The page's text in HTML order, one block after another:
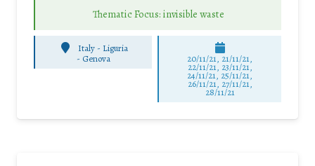
Thematic Focus: invisible waste
Italy - Liguria
- Genova 20/11/21, 21/11/21,
22/11/21, 23/11/21,
24/11/21, 25/11/21,
26/11/21, 27/11/21,
28/11/21